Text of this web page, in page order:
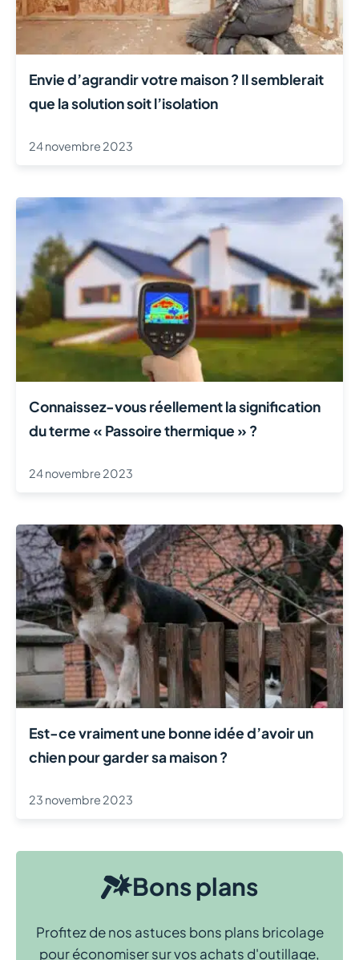
Envie d’agrandir votre maison ? Il semblerait
que la solution soit l’isolation
24 novembre 2023
Connaissez-vous réellement la signification
du terme « Passoire thermique » ?
24 novembre 2023
Est-ce vraiment une bonne idée d’avoir un
chien pour garder sa maison ?
23 novembre 2023
Bons plans
Profitez de nos astuces bons plans bricolage
pour économiser sur vos achats d'outillage,